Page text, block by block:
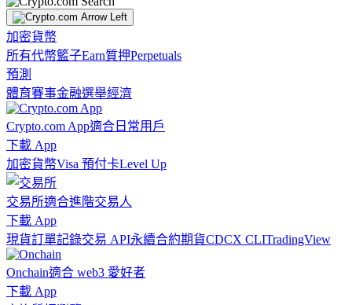
加密貨幣
所有代幣籃子Earn質押Perpetuals
預測
體育賽事金融選舉經濟
Crypto.com App適合日常用戶
下載 App
加密貨幣Visa 預付卡Level Up
交易所適合進階交易人
下載 App
現貨訂單記錄交易 API永續合約期貨CDCX CLITradingView
Onchain適合 web3 愛好者
下載 App